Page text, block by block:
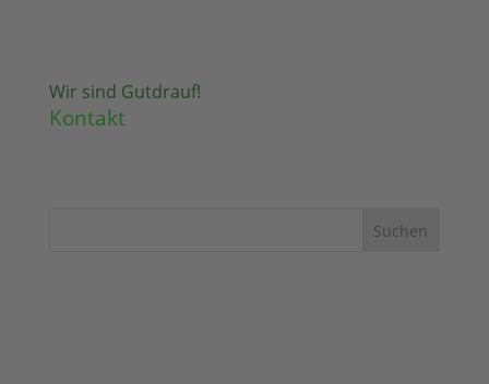
Wir sind Gutdrauf!
Kontakt
Suchen